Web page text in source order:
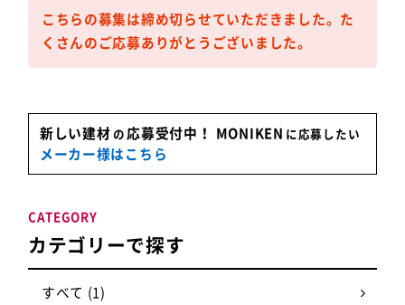
こちらの募集は締め切らせていただきました。 た
くさんのご応募ありがとうございました。
新しい建材の応募受付中！ MONIKEN に応募したい
メーカー様はこちら
カテゴリーで探す
CATEGORY
すべて (1)